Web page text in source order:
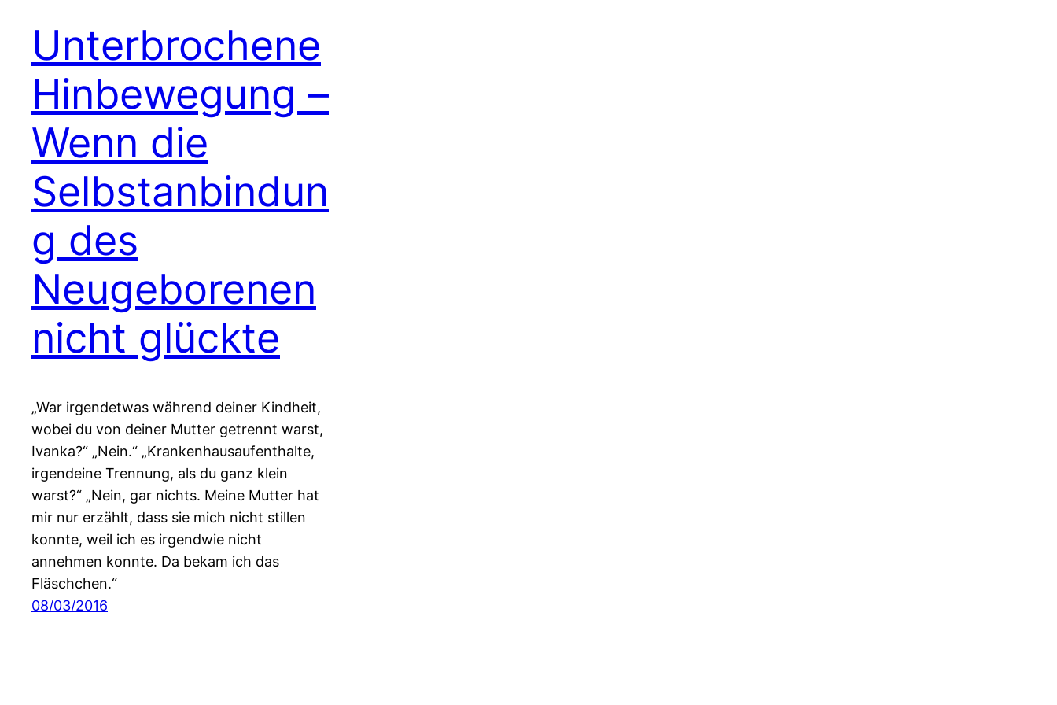
Unterbrochene
Hinbewegung –
Wenn die
Selbstanbindun
g des
Neugeborenen
nicht glückte
„War irgendetwas während deiner Kindheit,
wobei du von deiner Mutter getrennt warst,
Ivanka?“ „Nein.“ „Krankenhausaufenthalte,
irgendeine Trennung, als du ganz klein
warst?“ „Nein, gar nichts. Meine Mutter hat
mir nur erzählt, dass sie mich nicht stillen
konnte, weil ich es irgendwie nicht
annehmen konnte. Da bekam ich das
Fläschchen.“
08/03/2016